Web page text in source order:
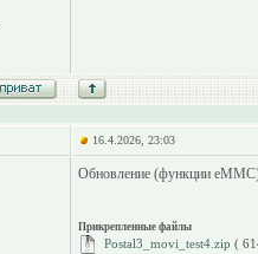
16.4.2026, 23:03
Обновление (функции
Прикрепленные файлы
Postal3_movi_test4.zip (